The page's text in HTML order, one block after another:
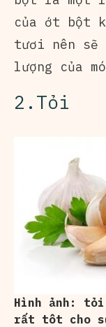
của ớt bột
tươi nên sẽ
lượng của
2.Tỏi
Hình ảnh:
rất tôt cho